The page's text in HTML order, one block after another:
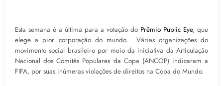
Esta semana é a última para a votação do Prêmio Public Eye, que
elege a pior corporação do mundo. Várias organizações do
movimento social brasileiro por meio da iniciativa da Articulação
Nacional dos Comitês Populares da Copa (ANCOP) indicaram a
FIFA, por suas inúmeras violações de direitos na Copa do Mundo.